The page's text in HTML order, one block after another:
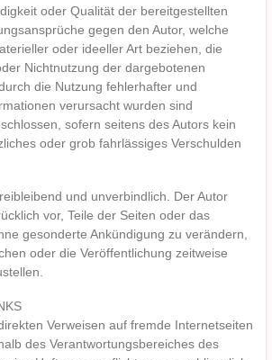
oder Qualität der bereitgestellten
gegen den Autor, welche
oder ideeller Art beziehen, die
Nichtnutzung der dargebotenen
die Nutzung fehlerhafter und
verursacht wurden sind
sofern seitens des Autors kein
oder grob fahrlässiges Verschulden
und unverbindlich. Der Autor
vor, Teile der Seiten oder das
gesonderte Ankündigung zu verändern,
oder die Veröffentlichung zeitweise
Verweisen auf fremde Internetseiten
des Verantwortungsbereiches des